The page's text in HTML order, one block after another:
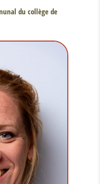
du collège de